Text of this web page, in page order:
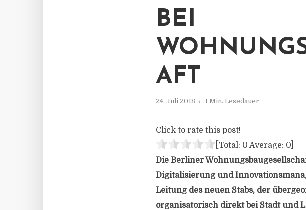
BEI
AFT
24. Juli 2018 1 Min. Lesedauer
Click to rate this post!
[Total: 0 Average: 0
Die Berliner
Digitalisierung und
Leitung des neuen Stabs, der
organisatorisch direkt bei Stadt und